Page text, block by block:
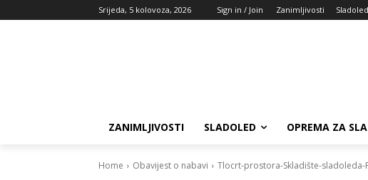
Srijeda, 5 kolovoza, 2026 Sign in / Join Zanimljivosti Sladoled
ZANIMLJIVOSTI SLADOLED OPREMA ZA
Home Obavijest o nabavi Tlocrt-prostora-Skladište-sladoleda-